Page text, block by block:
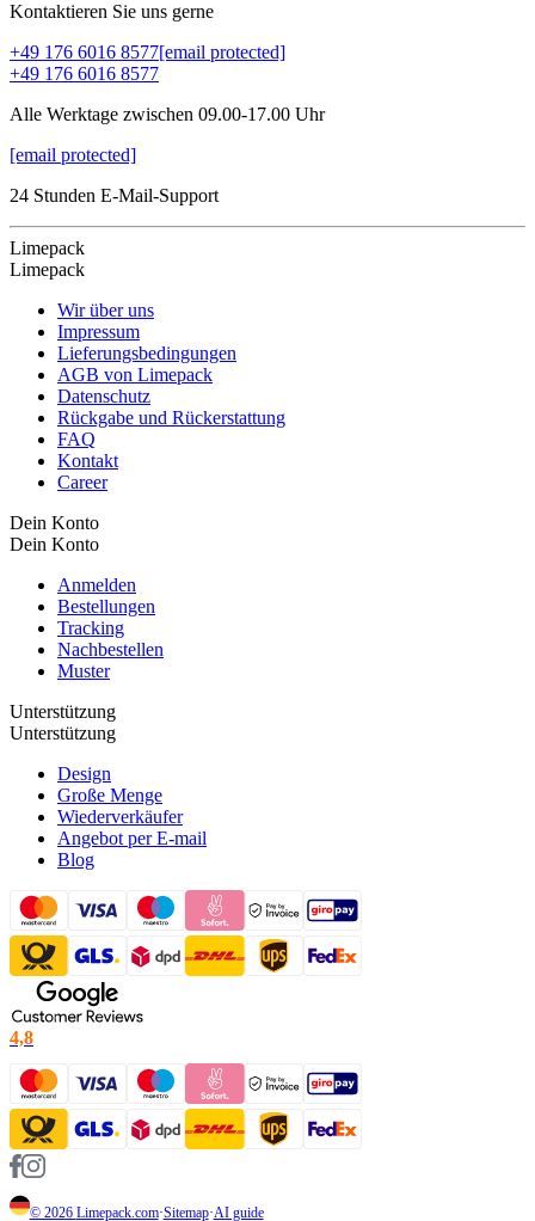
Kontaktieren Sie uns gerne
+49 176 6016 8577[email protected]
+49 176 6016 8577
Alle Werktage zwischen 09.00-17.00 Uhr
[email protected]
24 Stunden E-Mail-Support
Limepack
Limepack
Wir über uns
Impressum
Lieferungsbedingungen
AGB von Limepack
Datenschutz
Rückgabe und Rückerstattung
FAQ
Kontakt
Career
Dein Konto
Dein Konto
Anmelden
Bestellungen
Tracking
Nachbestellen
Muster
Unterstützung
Unterstützung
Design
Große Menge
Wiederverkäufer
Angebot per E-mail
Blog
4,8
© 2026 Limepack.com·Sitemap·AI guide